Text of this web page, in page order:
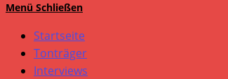
Menü Schließen
Startseite
Tonträger
Interviews